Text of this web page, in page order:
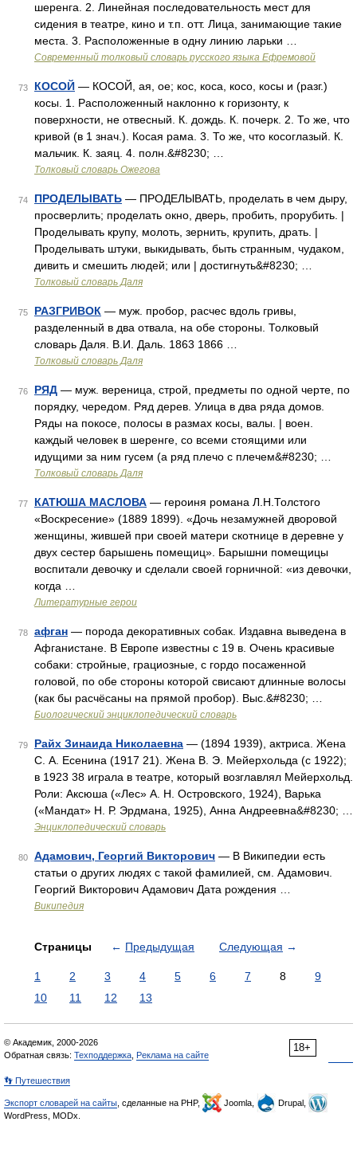
шеренга. 2. Линейная последовательность мест для
сидения в театре, кино и т.п. отт. Лица, занимающие такие
места. 3. Расположенные в одну линию ларьки …
Современный толковый словарь русского языка Ефремовой
73 КОСОЙ — КОСОЙ, ая, ое; кос, коса, косо, косы и (разг.)
косы. 1. Расположенный наклонно к горизонту, к
поверхности, не отвесный. К. дождь. К. почерк. 2. То же, что
кривой (в 1 знач.). Косая рама. 3. То же, что косоглазый. К.
мальчик. К. заяц. 4. полн.&#8230; …
Толковый словарь Ожегова
74 ПРОДЕЛЫВАТЬ — ПРОДЕЛЫВАТЬ, проделать в чем дыру,
просверлить; проделать окно, дверь, пробить, прорубить. |
Проделывать крупу, молоть, зернить, крупить, драть. |
Проделывать штуки, выкидывать, быть странным, чудаком,
дивить и смешить людей; или | достигнуть&#8230; …
Толковый словарь Даля
75 РАЗГРИВОК — муж. пробор, расчес вдоль гривы,
разделенный в два отвала, на обе стороны. Толковый
словарь Даля. В.И. Даль. 1863 1866 …
Толковый словарь Даля
76 РЯД — муж. вереница, строй, предметы по одной черте, по
порядку, чередом. Ряд дерев. Улица в два ряда домов.
Ряды на покосе, полосы в размах косы, валы. | воен.
каждый человек в шеренге, со всеми стоящими или
идущими за ним гусем (а ряд плечо с плечем&#8230; …
Толковый словарь Даля
77 КАТЮША МАСЛОВА — героиня романа Л.Н.Толстого
«Воскресение» (1889 1899). «Дочь незамужней дворовой
женщины, жившей при своей матери скотнице в деревне у
двух сестер барышень помещиц». Барышни помещицы
воспитали девочку и сделали своей горничной: «из девочки,
когда …
Литературные герои
78 афган — порода декоративных собак. Издавна выведена в
Афганистане. В Европе известны с 19 в. Очень красивые
собаки: стройные, грациозные, с гордо посаженной
головой, по обе стороны которой свисают длинные волосы
(как бы расчёсаны на прямой пробор). Выс.&#8230; …
Биологический энциклопедический словарь
79 Райх Зинаида Николаевна — (1894 1939), актриса. Жена
С. А. Есенина (1917 21). Жена В. Э. Мейерхольда (с 1922);
в 1923 38 играла в театре, который возглавлял Мейерхольд.
Роли: Аксюша («Лес» А. Н. Островского, 1924), Варька
(«Мандат» Н. Р. Эрдмана, 1925), Анна Андреевна&#8230; …
Энциклопедический словарь
80 Адамович, Георгий Викторович — В Википедии есть
статьи о других людях с такой фамилией, см. Адамович.
Георгий Викторович Адамович Дата рождения …
Википедия
Страницы ← Предыдущая Следующая →
1 2 3 4 5 6 7 8
9
10
11 12 13
18+
© Академик, 2000-2026
Обратная связь: Техподдержка Реклама на сайте
👣 Путешествия
Экспорт словарей на сайты , сделанные на PHP, Joomla,
Drupal,
WordPress, MODx.